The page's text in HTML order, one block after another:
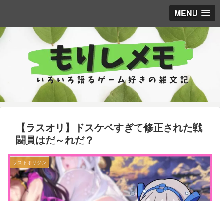
MENU
【ラスオリ】ドスケベすぎて修正された戦
闘員はだ～れだ？
ラストオリジン